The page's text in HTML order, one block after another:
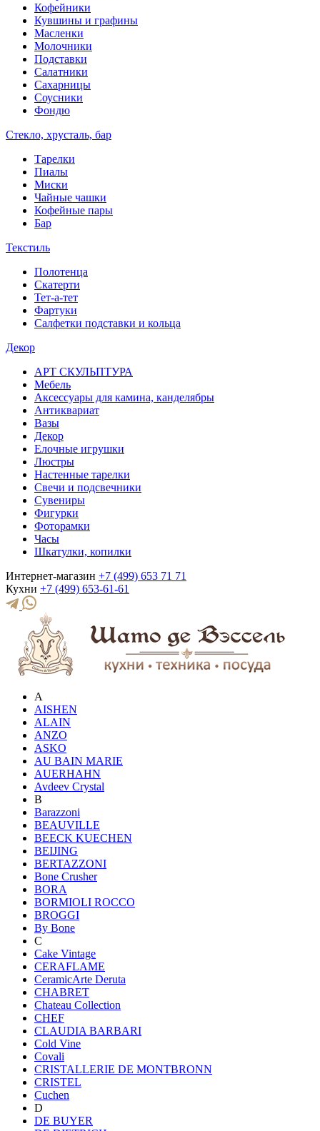
Кофейники
Кувшины и графины
Масленки
Молочники
Подставки
Салатники
Сахарницы
Соусники
Фондю
Стекло, хрусталь, бар
Тарелки
Пиалы
Миски
Чайные чашки
Кофейные пары
Бар
Текстиль
Полотенца
Скатерти
Тет-а-тет
Фартуки
Салфетки подставки и кольца
Декор
АРТ СКУЛЬПТУРА
Мебель
Аксессуары для камина, канделябры
Антиквариат
Вазы
Декор
Елочные игрушки
Люстры
Настенные тарелки
Свечи и подсвечники
Сувениры
Фигурки
Фоторамки
Часы
Шкатулки, копилки
Интернет-магазин +7 (499) 653 71 71
Кухни +7 (499) 653-61-61
A
AISHEN
ALAIN
ANZO
ASKO
AU BAIN MARIE
AUERHAHN
Avdeev Crystal
B
Barazzoni
BEAUVILLE
BEECK KUECHEN
BEIJING
BERTAZZONI
Bone Crusher
BORA
BORMIOLI ROCCO
BROGGI
By Bone
C
Cake Vintage
CERAFLAME
CeramicArte Deruta
CHABRET
Chateau Collection
CHEF
CLAUDIA BARBARI
Cold Vine
Covali
CRISTALLERIE DE MONTBRONN
CRISTEL
Cuchen
D
DE BUYER